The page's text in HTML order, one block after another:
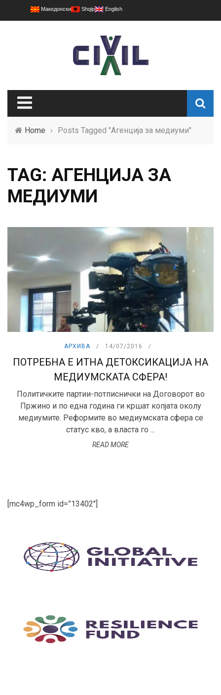
Македонски Shqip English
Home › Posts Tagged "Агенција за медиуми"
TAG: АГЕНЦИЈА ЗА
МЕДИУМИ
АРХИВА 14/07/2016
ПОТРЕБНА Е ИТНА ДЕТОКСИКАЦИЈА НА
МЕДИУМСКАТА СФЕРА!
Политичките партии-потписнички на Договорот во
Пржино и по една година ги кршат копјата околу
медиумите. Реформите во медиумската сфера се
статус кво, а власта го ...
READ MORE
[mc4wp_form id=”13402″]